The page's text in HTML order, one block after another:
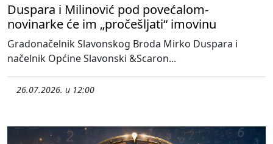
Duspara i Milinović pod povećalom-
novinarke će im „pročešljati“ imovinu
Gradonačelnik Slavonskog Broda Mirko Duspara i
načelnik Općine Slavonski &Scaron...
26.07.2026. u 12:00